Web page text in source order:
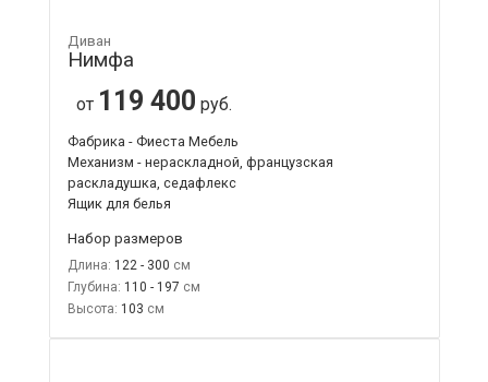
Диван
Нимфа
от 119 400 руб.
Фабрика - Фиеста Мебель
Механизм - нераскладной, французская
раскладушка, седафлекс
Ящик для белья
Набор размеров
Длина: 122 - 300
Глубина: 110 - 197
Высота: 103